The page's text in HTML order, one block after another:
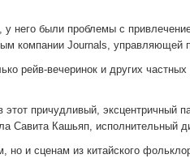
него были проблемы с
компании Journals, управляющей
рейв-вечеринок и других
причудливый, эксцентричный
Савита Кашьяп, исполнительный
и сценам из китайского